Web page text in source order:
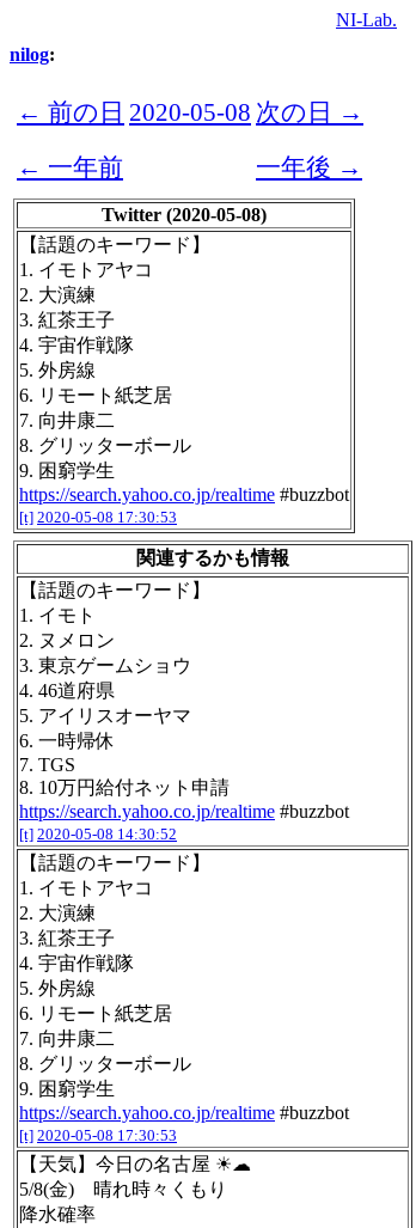
NI-Lab.
nilog:
← 前の日 2020-05-08 次の日 →
← 一年前
一年後 →
Twitter (2020-05-08)
【話題のキーワード】
1. イモトアヤコ
2. 大演練
3. 紅茶王子
4. 宇宙作戦隊
5. 外房線
6. リモート紙芝居
7. 向井康二
8. グリッターボール
9. 困窮学生
https://search.yahoo.co.jp/realtime #buzzbot
[t] 2020-05-08 17:30:53
関連するかも情報
【話題のキーワード】
1. イモト
2. ヌメロン
3. 東京ゲームショウ
4. 46道府県
5. アイリスオーヤマ
6. 一時帰休
7. TGS
8. 10万円給付ネット申請
https://search.yahoo.co.jp/realtime #buzzbot
[t] 2020-05-08 14:30:52
【話題のキーワード】
1. イモトアヤコ
2. 大演練
3. 紅茶王子
4. 宇宙作戦隊
5. 外房線
6. リモート紙芝居
7. 向井康二
8. グリッターボール
9. 困窮学生
https://search.yahoo.co.jp/realtime #buzzbot
[t] 2020-05-08 17:30:53
【天気】今日の名古屋 ☀☁
5/8(金) 晴れ時々くもり
降水確率